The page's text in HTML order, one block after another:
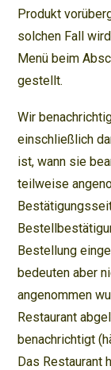
Produkt
solchen Fall
Menü beim
gestellt.
Wir
einschließlich
ist, wann sie
teilweise
Bestellung
bedeuten aber
angenommen
Restaurant
benachrichtigt
Das Restaurant